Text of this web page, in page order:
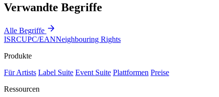
Verwandte Begriffe
Alle Begriffe
ISRCUPC/EANNeighbouring Rights
Produkte
Für Artists Label Suite Event Suite Plattformen Preise
Ressourcen